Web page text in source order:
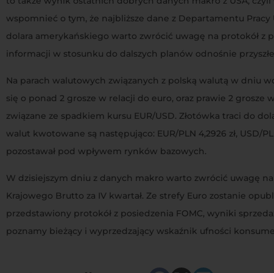
wspomnieć o tym, że najbliższe dane z Departamentu
dolara amerykańskiego warto zwrócić uwagę na protokół z
informacji w stosunku do dalszych planów odnośnie
Na parach walutowych związanych z polską walutą w dniu
się o ponad 2 grosze w relacji do euro, oraz prawie 2 grosze
związane ze spadkiem kursu EUR/USD. Złotówka traci do
walut kwotowane są następująco: EUR/PLN 4,2926 zł, USD/
pozostawał pod wpływem rynków bazowych.
W dzisiejszym dniu z danych makro warto zwrócić uwagę
Krajowego Brutto za IV kwartał. Ze strefy Euro zostanie
przedstawiony protokół z posiedzenia FOMC, wyniki
poznamy bieżący i wyprzedzający wskaźnik ufności